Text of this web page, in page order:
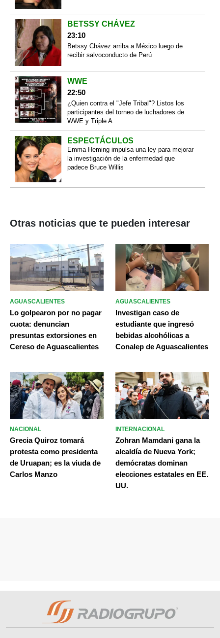
BETSSY CHÁVEZ
23:10
Betssy Chávez arriba a México luego de
recibir salvoconducto de Perú
WWE
22:50
¿Quien contra el "Jefe Tribal"? Listos los
participantes del torneo de luchadores de
WWE y Triple A
ESPECTÁCULOS
Emma Heming impulsa una ley para mejorar
la investigación de la enfermedad que
padece Bruce Willis
Otras noticias que te pueden interesar
AGUASCALIENTES
Lo golpearon por no pagar
cuota: denuncian
presuntas extorsiones en
Cereso de Aguascalientes
AGUASCALIENTES
Investigan caso de
estudiante que ingresó
bebidas alcohólicas a
Conalep de Aguascalientes
NACIONAL
Grecia Quiroz tomará
protesta como presidenta
de Uruapan; es la viuda de
Carlos Manzo
INTERNACIONAL
Zohran Mamdani gana la
alcaldía de Nueva York;
demócratas dominan
elecciones estatales en EE.
UU.